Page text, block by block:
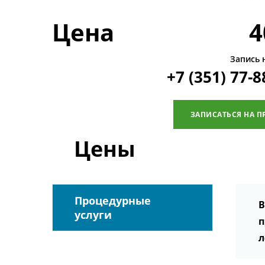
Цена
Запись
+7 (351) 77-
ЗАПИСАТЬСЯ НА
Цены
Процедурные
услуги